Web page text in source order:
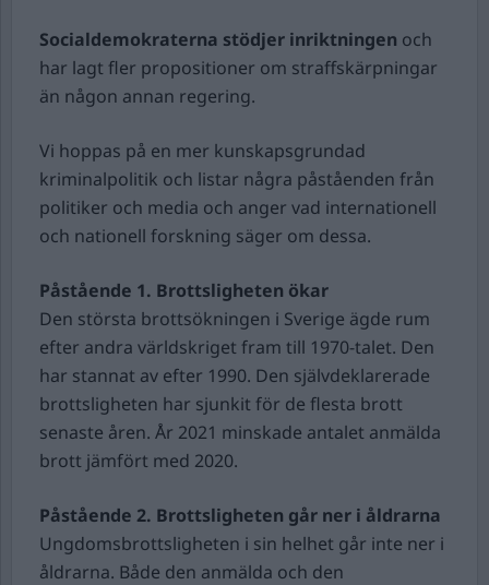
Socialdemokraterna stödjer inriktningen och
har lagt fler propositioner om straffskärpningar
än någon annan regering.
Vi hoppas på en mer kunskapsgrundad
kriminalpolitik och listar några påståenden från
politiker och media och anger vad internationell
och nationell forskning säger om dessa.
Påstående 1. Brottsligheten ökar
Den största brottsökningen i Sverige ägde rum
efter andra världskriget fram till 1970-talet. Den
har stannat av efter 1990. Den självdeklarerade
brottsligheten har sjunkit för de flesta brott
senaste åren. År 2021 minskade antalet anmälda
brott jämfört med 2020.
Påstående 2. Brottsligheten går ner i åldrarna
Ungdomsbrottsligheten i sin helhet går inte ner i
åldrarna. Både den anmälda och den